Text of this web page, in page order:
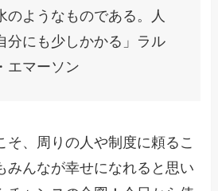
のようなものである。人
分にも少しかかる」ラル
エマーソン
そ、周りの人や制度に頼るこ
みんなが幸せになれると思い